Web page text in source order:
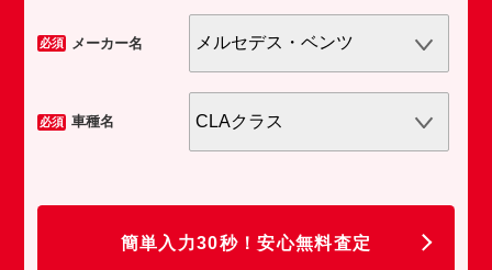
必須 メーカー名
必須 車種名
簡単入力30秒！安心無料査定